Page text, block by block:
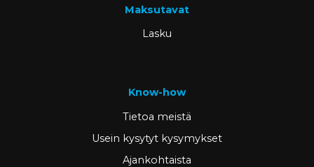
Maksutavat
Lasku
Know-how
Tietoa meistä
Usein kysytyt kysymykset
Ajankohtaista